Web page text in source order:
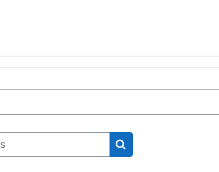
Buscar cursos